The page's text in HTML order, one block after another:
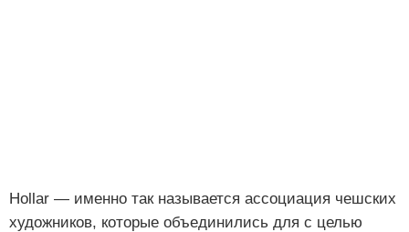
Hollar — именно так называется ассоциация чешских
художников, которые объединились для с целью